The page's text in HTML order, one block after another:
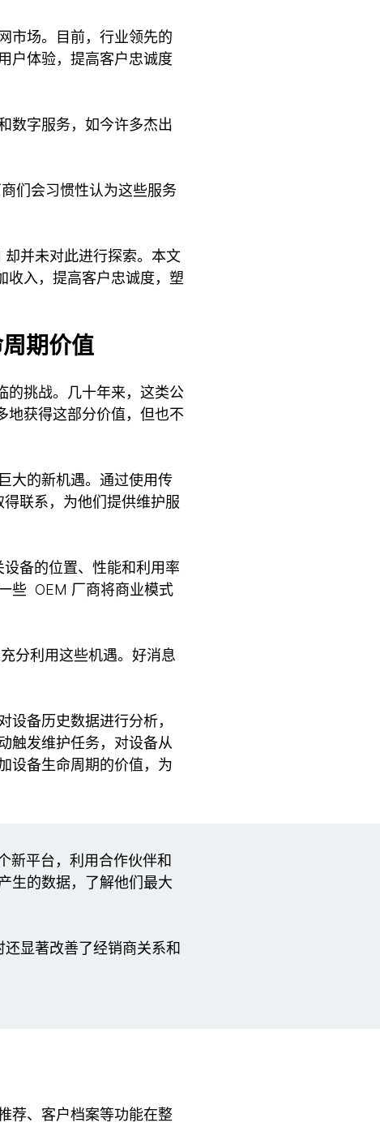
市场。目前，行业领先的
户体验，提高客户忠诚度
数字服务，如今许多杰出
们会习惯性认为这些服务
并未对此进行探索。本文
收入，提高客户忠诚度，塑
期价值
的挑战。几十年来，这类公
地获得这部分价值，但也不
大的新机遇。通过使用传
联系，为他们提供维护服
备的位置、性能和利用率
些 OEM 厂商将商业模式
分利用这些机遇。好消息
备历史数据进行分析，
触发维护任务，对设备从
设备生命周期的价值，为
新平台，利用合作伙伴和
生的数据，了解他们最大
显著改善了经销商关系和
荐、客户档案等功能在整